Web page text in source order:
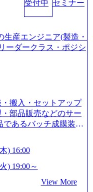
合コンサルティング
Spir（槍）を指して
が強い企業として認知
全体の3割。現在はTo
通信、エンタメ、教
キルを活用したいな
方でも、キャリア形
images/20240925204135
https://
4e86-a85a-8649e1c532f9
our-vision-producti
9ffc-4f
images/202505021528
受付中 セミナー
生産エンジニア(製造・
ーダークラス・ポジシ
搬入・セットアップ
部品販売などのサー
であるバッチ成膜装置
る 技術と対話を通じ
献することを目指し
対話 Vision:夢を未来
半導体需要は世界中で
) 16:00
) 19:00～
View More